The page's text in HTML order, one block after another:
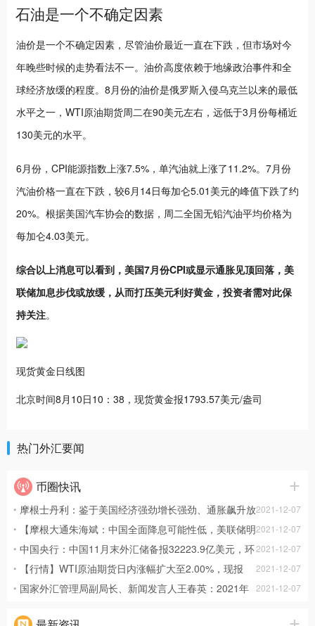
石油是一个不确定因素
油价是一个不确定因素，尽管油价最近一直在下跌，但市场对今
年晚些时候的走势看法不一。油价高度依赖于地缘政治事件和全
球经济放缓的程度。8月份的油价是俄罗斯入侵乌克兰以来的最低
水平之一，WTI原油期货周二在90美元左右，远低于3月份每桶近
130美元的水平。
6月份，CPI能源指数上涨7.5%，单汽油就上涨了11.2%。7月份
汽油价格一直在下跌，较6月14日每加仑5.01美元的峰值下跌了约
20%。根据美国汽车协会的数据，周二全国无铅汽油平均价格为
每加仑4.03美元。
综合以上消息可以看到，美国7月份CPI或显示通胀见顶回落，美
联储加息步伐或放缓，从而打压美元利好黄金，投资者需对此保
持关注。
现货黄金日线图
北京时间8月10日10：38，现货黄金报1793.57美元/盎司
热门外汇要闻
币圈快讯
2021-12-07
摩根士丹利：鉴于美国经济强劲增长强劲、通胀飙升放
缓但仍高于正常水平，以及美联储对加息保持耐心，预计截至明年
12月，美国十年期国债收益率将升至2.1%。
2021-12-07
【摩根大通朱海斌：中国全面降息可能性低，美联储明
年料加息2次】摩根大通中国首席经济学家朱海斌表示，在他看来，
未来降息的可能性较小，中国央行更倾向于结构性政策。“目前央行
更多强调经济结构转型，所以央行的
2021-12-07
中国央行：中国11月末外汇储备报32223.9亿美元，环
比增加47.8亿美元。
2021-12-07
【行情】WTI原油期货日内涨幅扩大至2.00%，现报
70.88美元/桶。
2021-12-07
国家外汇管理局副局长、新闻发言人王春英：2021年